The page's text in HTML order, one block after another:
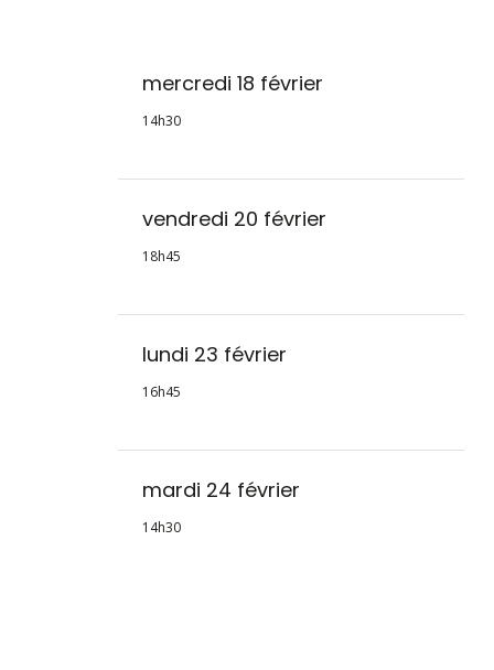
mercredi 18 février
14h30
vendredi 20 février
18h45
lundi 23 février
16h45
mardi 24 février
14h30